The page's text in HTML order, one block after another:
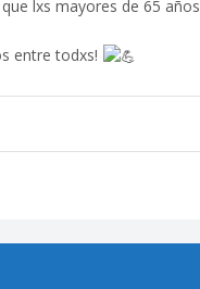
lxs mayores de 65
entre todxs!